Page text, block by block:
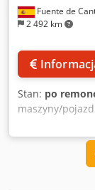
Fuente de
2 492 km
Stan: po
maszyny/
OGÓLNA
walcowania 41
Maks.
narzędzia 760